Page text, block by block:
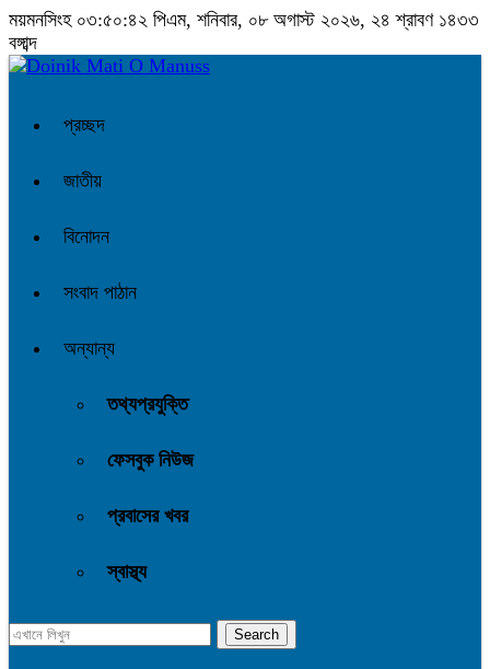
ময়মনসিংহ ০৩:৫০:৪৩ পিএম, শনিবার, ০৮ অগাস্ট ২০২৬, ২৪ শ্রাবণ ১৪৩৩
বঙ্গাব্দ
প্রচ্ছদ
জাতীয়
বিনোদন
সংবাদ পাঠান
অন্যান্য
তথ্যপ্রযুক্তি
ফেসবুক নিউজ
প্রবাসের খবর
স্বাস্থ্য